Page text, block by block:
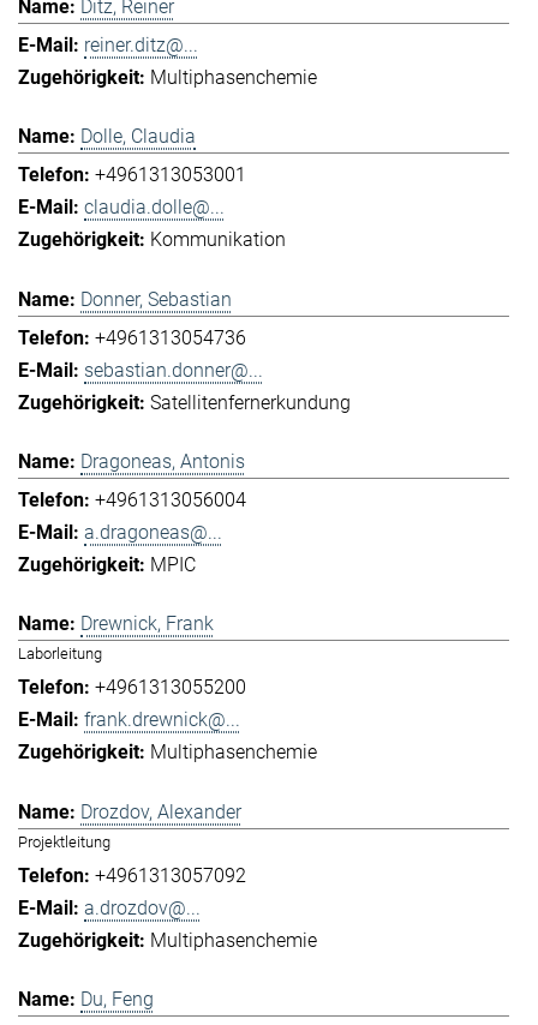
Ditz, Reiner
reiner.ditz@...
Multiphasenchemie
Dolle, Claudia
+4961313053001
claudia.dolle@...
Kommunikation
Donner, Sebastian
+4961313054736
sebastian.donner@...
Satellitenfernerkundung
Dragoneas, Antonis
+4961313056004
a.dragoneas@...
MPIC
Drewnick, Frank
Laborleitung
+4961313055200
frank.drewnick@...
Multiphasenchemie
Drozdov, Alexander
Projektleitung
+4961313057092
a.drozdov@...
Multiphasenchemie
Du, Feng